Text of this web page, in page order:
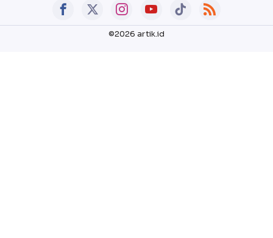
©2026 artik.id